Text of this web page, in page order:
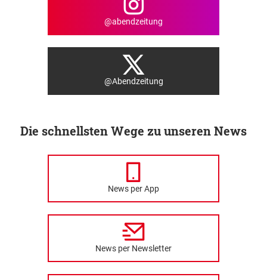
@abendzeitung
@Abendzeitung
Die schnellsten Wege zu unseren News
News per App
News per Newsletter